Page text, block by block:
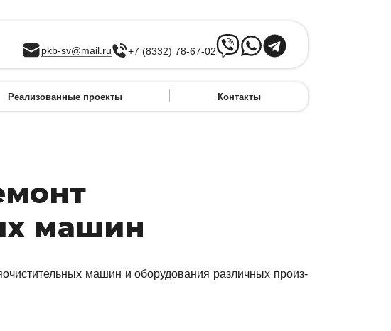
Реализованные проекты Контакты
pkb-sv@mail.ru +7 (8332) 78-67-02
машин
ма­шин и обо­ру­до­ва­ния раз­лич­ных про­из­